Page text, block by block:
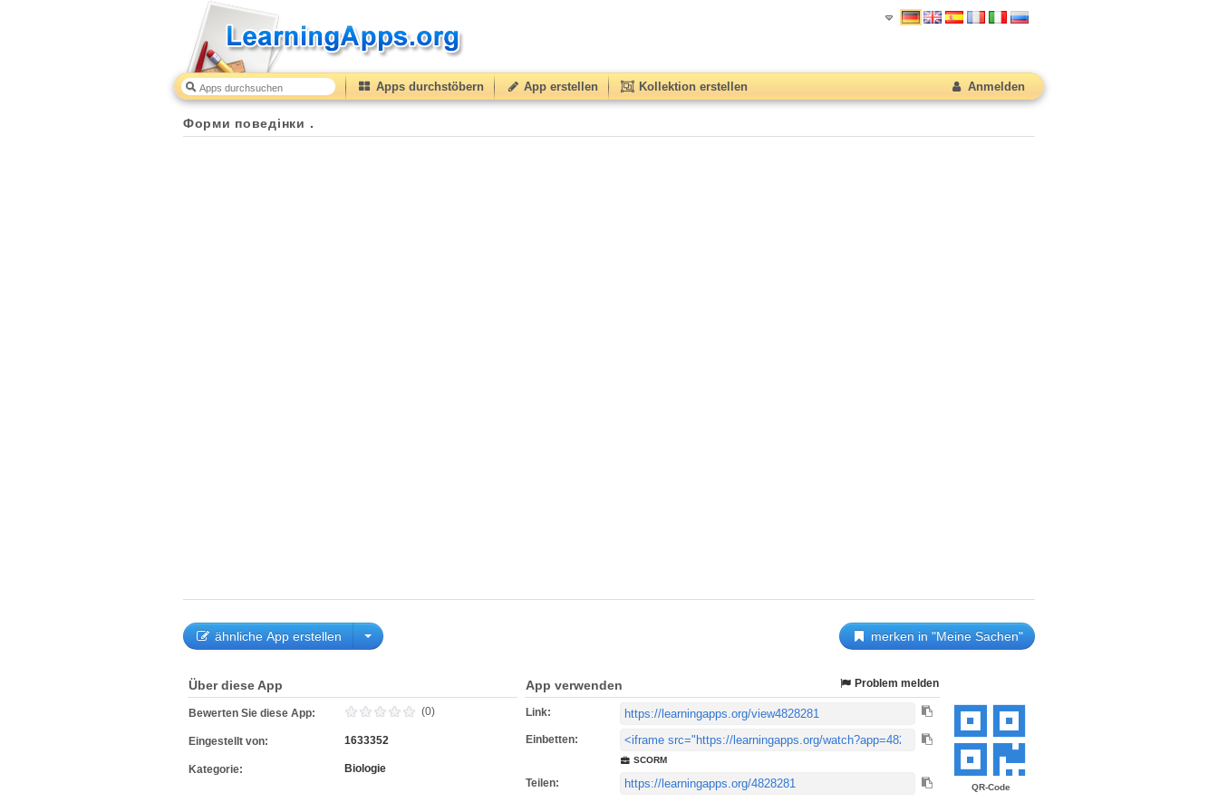
Apps durchstöbern App erstellen Kollektion erstellen Anmelden
Форми поведінки .
ähnliche App erstellen merken in "Meine Sachen"
QR-Code
Über diese App
Bewerten Sie diese App: (0)
Eingestellt von: 1633352
Kategorie: Biologie
App verwenden Problem melden
Link:
Einbetten:
SCORM
Teilen: